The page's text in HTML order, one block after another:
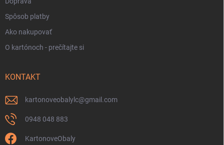
Spôsob platby
Ako nakupovať
O kartónoch - prečítajte si
KONTAKT
kartonoveobalylc@gmail.com
0948 048 883
KartonoveObaly